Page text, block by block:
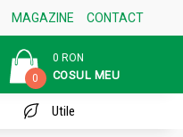
MAGAZINE CONTACT
0
0 RON
COSUL MEU
Utile